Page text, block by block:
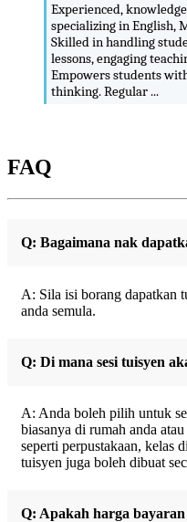
Experienced,
specializing in English,
Skilled in handling
lessons, engaging
Empowers students
thinking. Regular ...
FAQ
Q: Bagaimana nak
A: Sila isi borang dapatkan
anda semula.
Q: Di mana sesi tuisyen
A: Anda boleh pilih untuk
biasanya di rumah anda
seperti perpustakaan, kelas
tuisyen juga boleh dibuat
Q: Apakah harga